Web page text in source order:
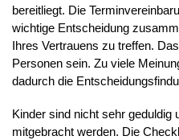
bereitliegt. Die
wichtige Entscheidung
Ihres Vertrauens zu treffen.
Personen sein. Zu viele
dadurch die
Kinder sind nicht sehr geduldig
mitgebracht werden. Die